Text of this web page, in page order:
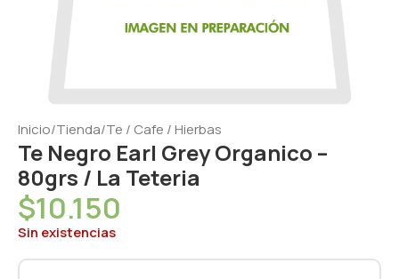
Inicio/Tienda/Te / Cafe / Hierbas
Te Negro Earl Grey Organico –
80grs / La Teteria
$10.150
Sin existencias